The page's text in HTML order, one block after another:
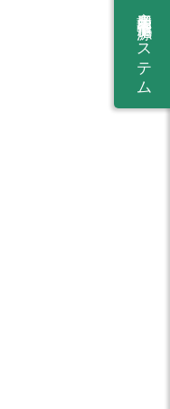
産業用蓄電池・電源システム